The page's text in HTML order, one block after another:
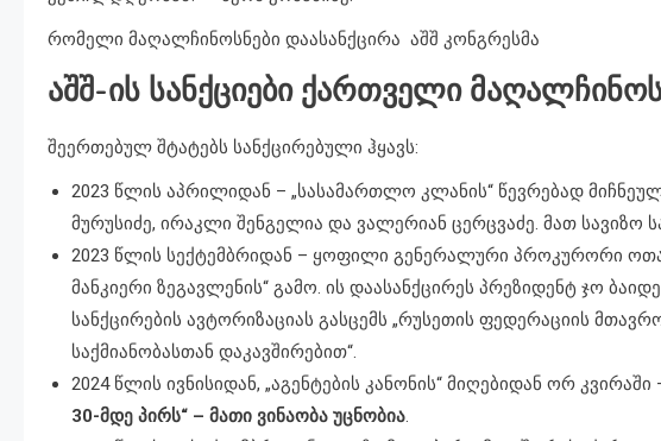
რომელი მაღალჩინოსნები დაასანქცირა აშშ კონგრესმა
აშშ-ის სანქციები ქართველი
შეერთებულ შტატებს სანქცირებული ჰყავს:
2023 წლის აპრილიდან – „სასამართლო კლანის“ წევრებად
მურუსიძე, ირაკლი შენგელია და ვალერიან ცერცვაძე. მათ სავიზო
2023 წლის სექტემბრიდან – ყოფილი გენერალური პროკურორი
მანკიერი ზეგავლენის“ გამო. ის დაასანქცირეს პრეზიდენტ ჯო
სანქცირების ავტორიზაციას გასცემს „რუსეთის ფედერაციის
საქმიანობასთან დაკავშირებით“.
2024 წლის ივნისიდან, „აგენტების კანონის“ მიღებიდან ორ
30-მდე პირს“ – მათი ვინაობა უცნობია.